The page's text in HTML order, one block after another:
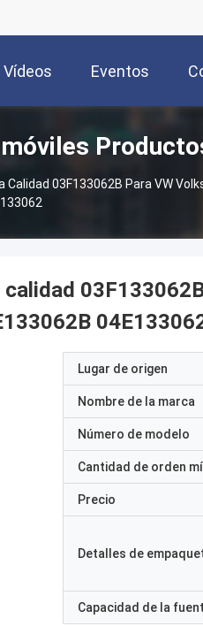
Vídeos Eventos
Calidad 03F133062B Para VW
Lugar de origen
Nombre de la marca
Número de modelo
Cantidad de orden
Precio
Detalles de
Capacidad de la